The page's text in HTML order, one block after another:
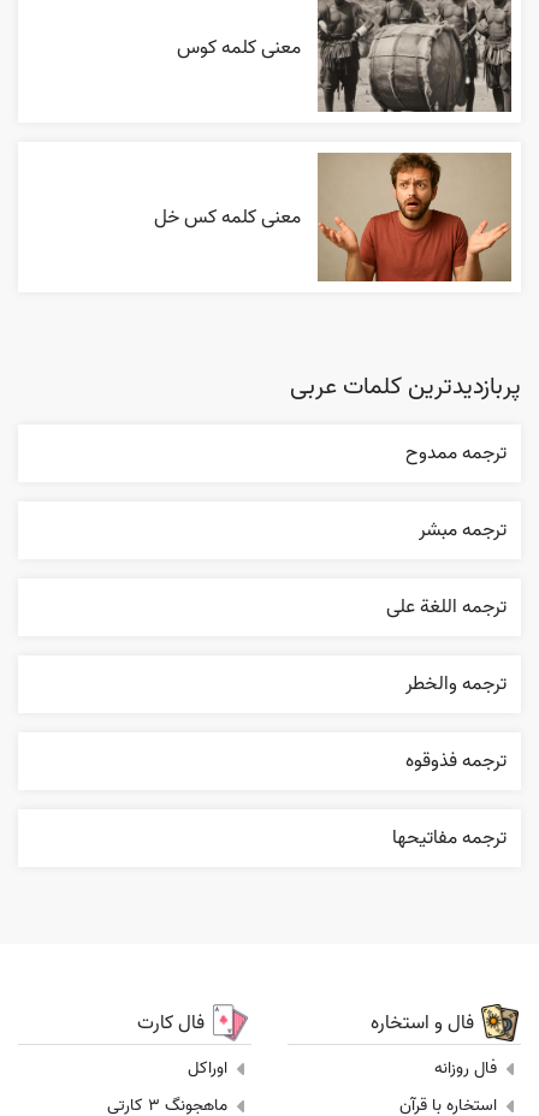
معنی کلمه کوس
معنی کلمه کس خل
پربازدیدترین کلمات عربی
ترجمه ممدوح
ترجمه مبشر
ترجمه اللغة علی
ترجمه والخطر
ترجمه فذوقوه
ترجمه مفاتيحها
فال و استخاره
فال روزانه
استخاره با قرآن
فال کارت
اوراکل
ماهجونگ 3 کارتی